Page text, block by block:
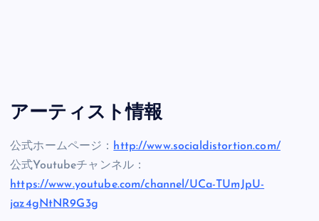
アーティスト情報
公式ホームページ： http://www.socialdistortion.com/
公式Youtubeチャンネル：
https://www.youtube.com/channel/UCa-TUmJpU-
jaz4gNtNR9G3g